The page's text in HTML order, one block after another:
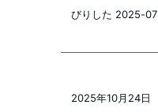
びりした 2025-
2025年10月24日